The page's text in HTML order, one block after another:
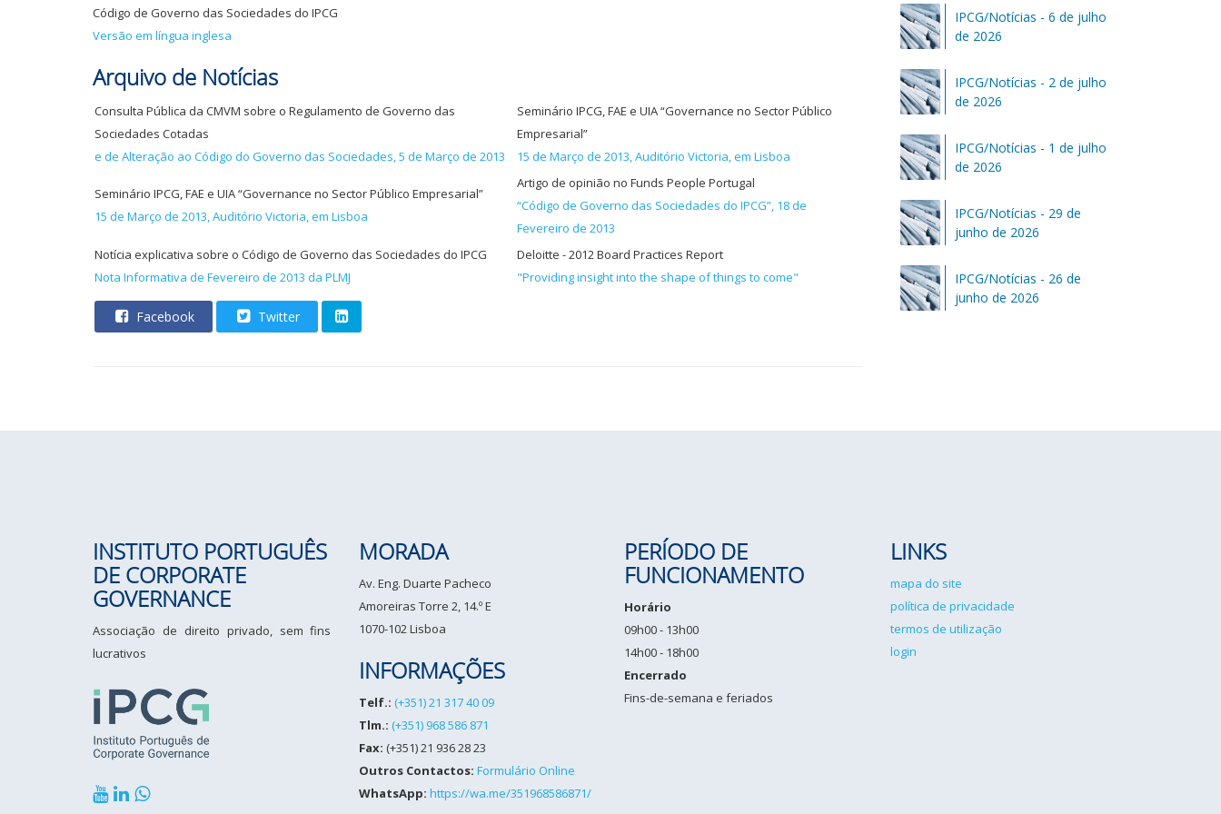
Código de Governo das Sociedades do IPCG
Versão em língua inglesa
Arquivo de Notícias
Consulta Pública da CMVM sobre o Regulamento de Governo das
Sociedades Cotadas
e de Alteração ao Código do Governo das Sociedades, 5 de Março de 2013
Seminário IPCG, FAE e UIA “Governance no Sector Público
Empresarial”
15 de Março de 2013, Auditório Victoria, em Lisboa
Seminário IPCG, FAE e UIA “Governance no Sector Público Empresarial”
15 de Março de 2013, Auditório Victoria, em Lisboa
Artigo de opinião no Funds People Portugal
“Código de Governo das Sociedades do IPCG”, 18 de
Fevereiro de 2013
Notícia explicativa sobre o Código de Governo das Sociedades do IPCG
Nota Informativa de Fevereiro de 2013 da PLMJ
Deloitte - 2012 Board Practices Report
"Providing insight into the shape of things to come"
Facebook Twitter
IPCG/Notícias - 6 de julho
de 2026
IPCG/Notícias - 2 de julho
de 2026
IPCG/Notícias - 1 de julho
de 2026
IPCG/Notícias - 29 de
junho de 2026
IPCG/Notícias - 26 de
junho de 2026
INSTITUTO PORTUGUÊS
DE CORPORATE
GOVERNANCE
Associação de direito privado, sem fins
lucrativos
MORADA
Av. Eng. Duarte Pacheco
Amoreiras Torre 2, 14.º E
1070-102 Lisboa
INFORMAÇÕES
Telf.: (+351) 21 317 40 09
Tlm.: (+351) 968 586 871
Fax: (+351) 21 936 28 23
Outros Contactos: Formulário Online
WhatsApp: https://wa.me/351968586871/
PERÍODO DE
FUNCIONAMENTO
Horário
09h00 - 13h00
14h00 - 18h00
Encerrado
Fins-de-semana e feriados
LINKS
mapa do site
política de privacidade
termos de utilização
login